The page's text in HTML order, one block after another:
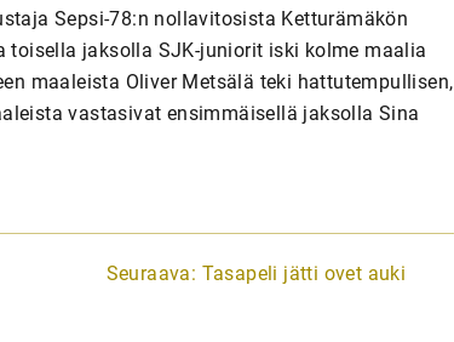
Sepsi-78:n nollavitosista Ketturämäkön
jaksolla SJK-juniorit iski kolme maalia
maaleista Oliver Metsälä teki hattutempullisen,
vastasivat ensimmäisellä jaksolla Sina
Seuraava: Tasapeli jätti ovet auki